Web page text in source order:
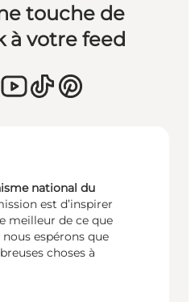
touche de
à votre feed
national du
est d’inspirer
meilleur de ce que
espérons que
choses à